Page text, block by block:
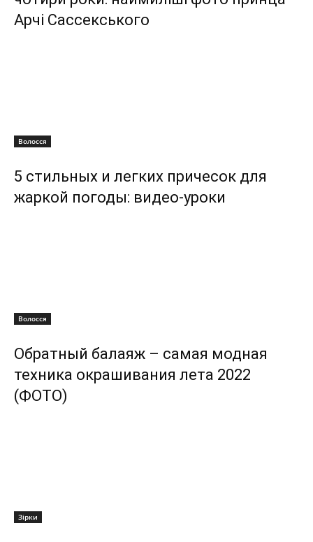
Арчі Сассекського
Волосся
5 стильных и легких причесок для
жаркой погоды: видео-уроки
Волосся
Обратный балаяж – самая модная
техника окрашивания лета 2022
(ФОТО)
Зірки